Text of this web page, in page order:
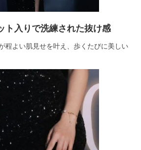
ト入りで洗練された抜け感
程よい肌見せを叶え、歩くたびに美しい